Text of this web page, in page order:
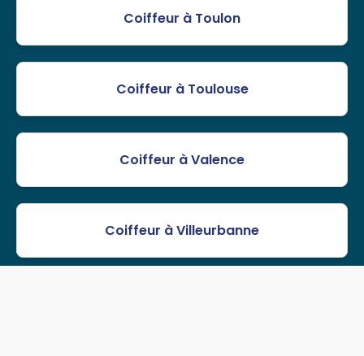
Coiffeur à Toulon
Coiffeur à Toulouse
Coiffeur à Valence
Coiffeur à Villeurbanne